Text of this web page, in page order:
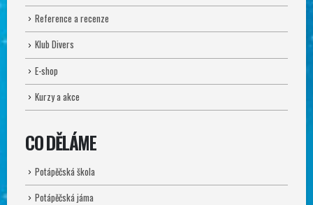
Reference a recenze
Klub Divers
E-shop
Kurzy a akce
CO DĚLÁME
Potápěčská škola
Potápěčská jáma